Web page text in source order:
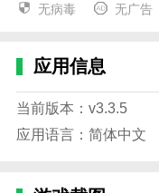
听懂你的人。
1.如何参加附近
"扩圈"APP会根
用户可以点击活动详
无病毒 无广告
应用信息
当前版本：v3.3.5
应用语言：简体中文